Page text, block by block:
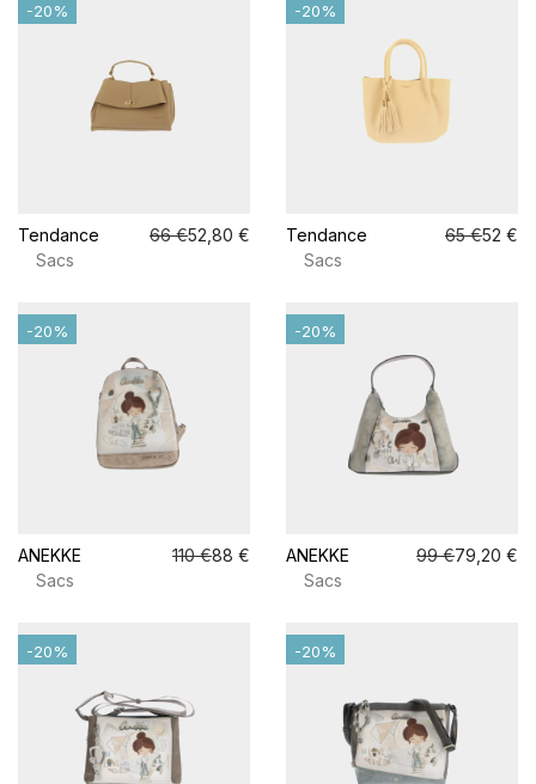
Tendance 66 €52,80 €
Sacs
-20%
Tendance 65 €52 €
Sacs
-20%
ANEKKE 110 €88 €
Sacs
-20%
ANEKKE 99 €79,20 €
Sacs
-20%
-20% -20%